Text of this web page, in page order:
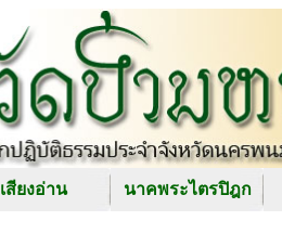
เสียงอ่าน นาคพระไตรปิฎก